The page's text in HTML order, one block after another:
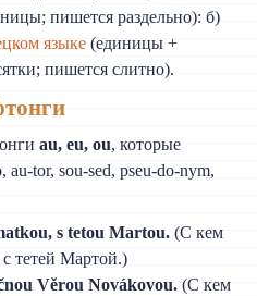
пишется раздельно): б)
языке (единицы +
пишется слитно).
au, eu, ou, которые
au-tor, sou-sed, pseu-do-nym,
s tetou Martou. (С кем
тетей Мартой.)
Věrou Novákovou. (С кем